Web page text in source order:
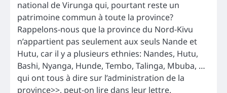
national de Virunga qui, pourtant reste un
patrimoine commun à toute la province?
Rappelons-nous que la province du Nord-Kivu
n’appartient pas seulement aux seuls Nande et
Hutu, car il y a plusieurs ethnies: Nandes, Hutu,
Bashi, Nyanga, Hunde, Tembo, Talinga, Mbuba, …
qui ont tous à dire sur l’administration de la
province>>, peut-on lire dans leur lettre.